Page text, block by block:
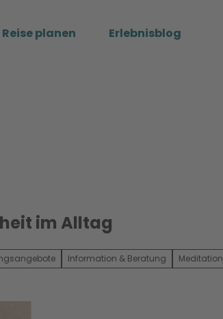
Reise planen Erlebnisblog
im Alltag
Information & Beratung Meditation